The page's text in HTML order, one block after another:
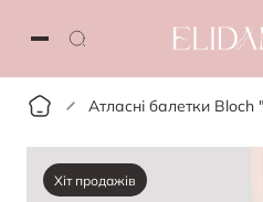
Атласні балетки Bloch
Хіт продажів